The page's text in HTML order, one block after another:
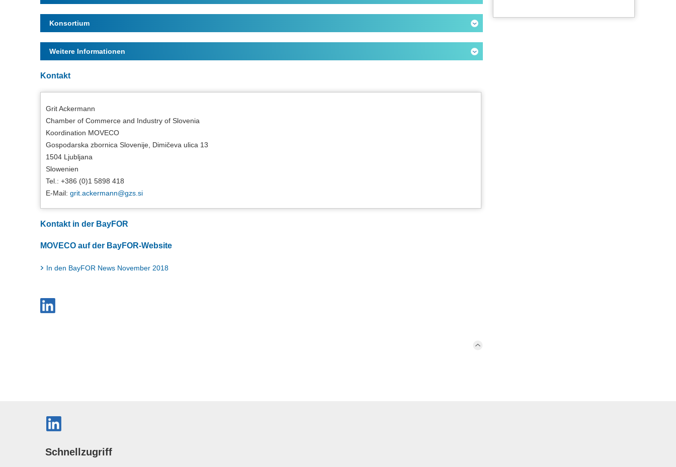
Konsortium
Weitere Informationen
Kontakt
Grit Ackermann
Chamber of Commerce and Industry of Slovenia
Koordination MOVECO
Gospodarska zbornica Slovenije, Dimičeva ulica 13
1504 Ljubljana
Slowenien
Tel.: +386 (0)1 5898 418
E-Mail: grit.ackermann@gzs.si
Kontakt in der BayFOR
MOVECO auf der BayFOR-Website
In den BayFOR News November 2018
Schnellzugriff